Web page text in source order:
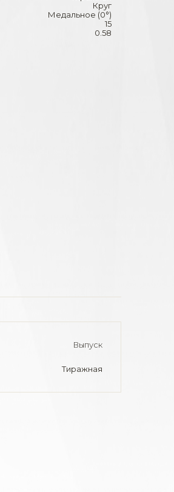
Круг
Медальное (0°)
15
0.58
Выпуск
Тиражная